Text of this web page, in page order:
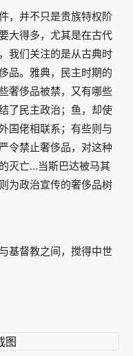
，并不只是贵族特权阶
大得多，尤其是在古代
我们关注的是从古典时
品。雅典，民主时期的
奢侈品被禁，又有哪些
了民主政治；鱼，却使
国佬相联系；有些则与
令禁止奢侈品，对这种
灭亡...当斯巴达被马其
为政治宣传的奢侈品树
基督教之间，搅得中世